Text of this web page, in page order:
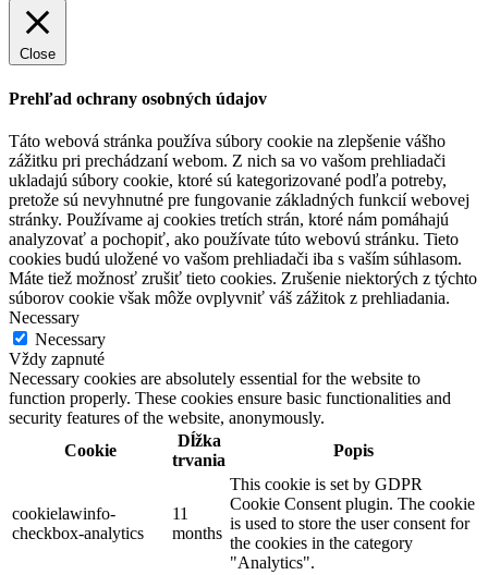
Close
Prehľad ochrany osobných údajov
Táto webová stránka používa súbory cookie na zlepšenie vášho
zážitku pri prechádzaní webom. Z nich sa vo vašom prehliadači
ukladajú súbory cookie, ktoré sú kategorizované podľa potreby,
pretože sú nevyhnutné pre fungovanie základných funkcií webovej
stránky. Používame aj cookies tretích strán, ktoré nám pomáhajú
analyzovať a pochopiť, ako používate túto webovú stránku. Tieto
cookies budú uložené vo vašom prehliadači iba s vaším súhlasom.
Máte tiež možnosť zrušiť tieto cookies. Zrušenie niektorých z týchto
súborov cookie však môže ovplyvniť váš zážitok z prehliadania.
Necessary
Necessary
Vždy zapnuté
Necessary cookies are absolutely essential for the website to
function properly. These cookies ensure basic functionalities and
security features of the website, anonymously.
Cookie
Dĺžka
trvania
Popis
cookielawinfo-
checkbox-analytics
11
months
This cookie is set by GDPR
Cookie Consent plugin. The cookie
is used to store the user consent for
the cookies in the category
"Analytics".